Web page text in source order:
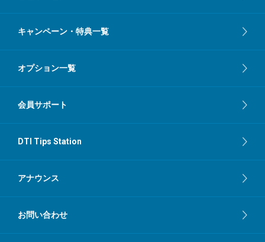
キャンペーン・特典一覧
オプション一覧
会員サポート
DTI Tips Station
アナウンス
お問い合わせ